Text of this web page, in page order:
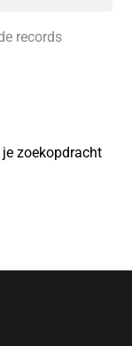
records
zoekopdracht